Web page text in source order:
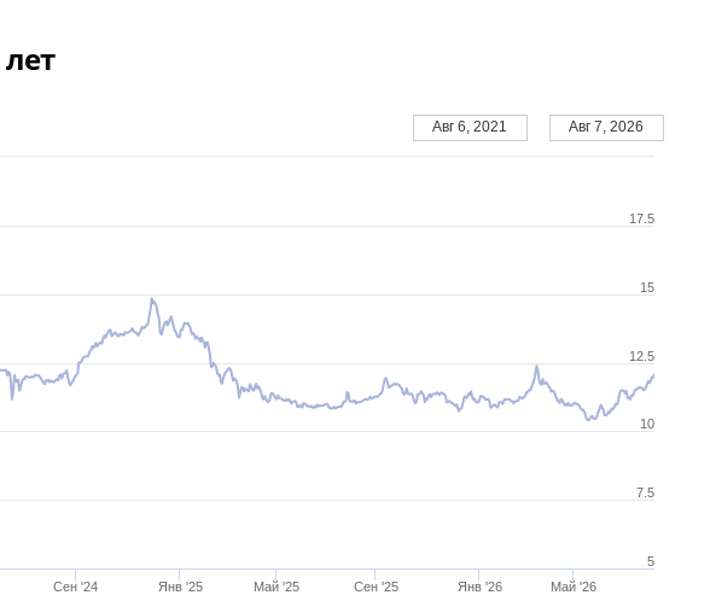
Сен '24 Янв '25 Май '25 Сен '25 Янв '26 Май '26
10
5
7.5
12.5
15
17.5
Авг 6, 2021 Авг 7, 2026